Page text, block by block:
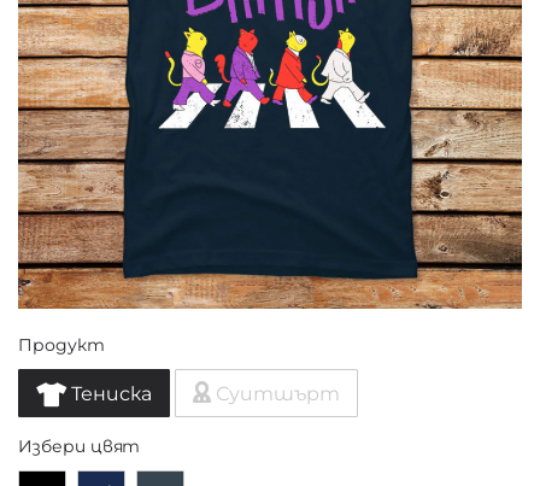
Продукт
Тениска Суитшърт
Избери цвят